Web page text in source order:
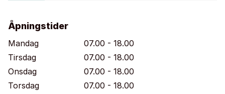
Åpningstider
Mandag
07.00 - 18.00
Tirsdag
07.00 - 18.00
Onsdag
07.00 - 18.00
Torsdag
07.00 - 18.00